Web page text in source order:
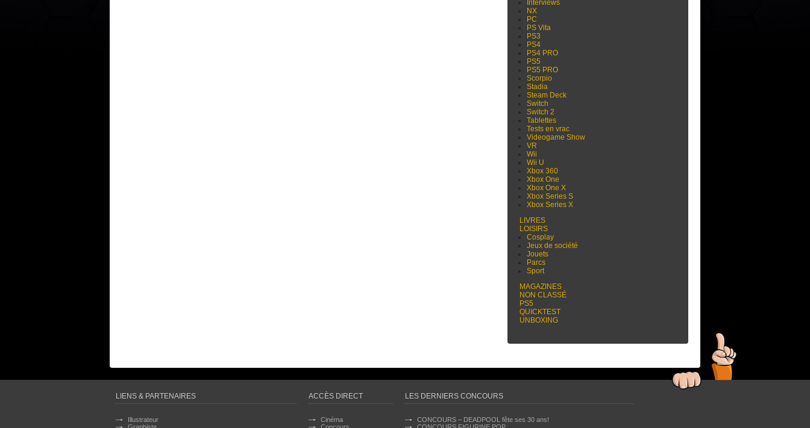
Interviews
NX
PC
PS Vita
PS3
PS4
PS4 PRO
PS5
PS5 PRO
Scorpio
Stadia
Steam Deck
Switch
Switch 2
Tablettes
Tests en vrac
Videogame Show
VR
Wii
Wii U
Xbox 360
Xbox One
Xbox One X
Xbox Series S
Xbox Series X
LIVRES
LOISIRS
Cosplay
Jeux de société
Jouets
Parcs
Sport
MAGAZINES
NON CLASSÉ
PS5
QUICKTEST
UNBOXING
LIENS & PARTENAIRES
Illustrateur
ACCÈS DIRECT
Cinéma
LES DERNIERS CONCOURS
CONCOURS – DEADPOOL fête ses 30 ans!